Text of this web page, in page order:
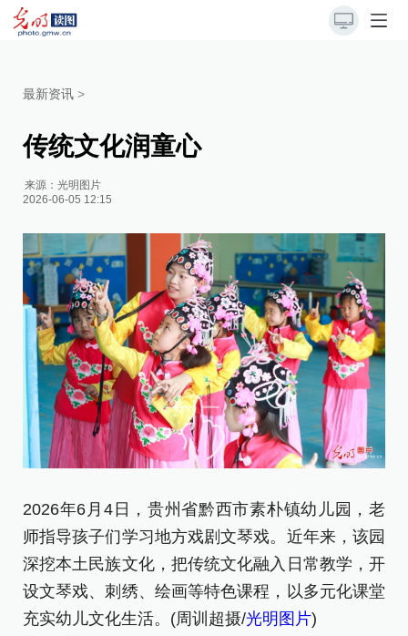
最新资讯 >
传统文化润童心
来源：光明图片
2026-06-05 12:15
2026年6月4日，贵州省黔西市素朴镇幼儿园，老
师指导孩子们学习地方戏剧文琴戏。近年来，该园
深挖本土民族文化，把传统文化融入日常教学，开
设文琴戏、刺绣、绘画等特色课程，以多元化课堂
充实幼儿文化生活。(周训超摄/光明图片)